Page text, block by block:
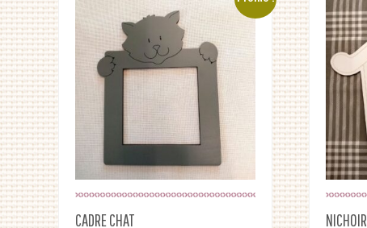
CADRE CHAT NICHOIR